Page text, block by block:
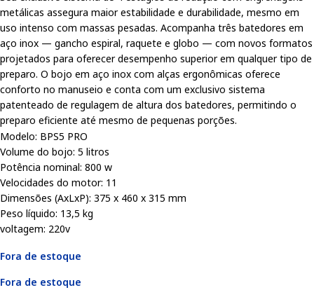
metálicas assegura maior estabilidade e durabilidade, mesmo em
uso intenso com massas pesadas. Acompanha três batedores em
aço inox — gancho espiral, raquete e globo — com novos formatos
projetados para oferecer desempenho superior em qualquer tipo de
preparo. O bojo em aço inox com alças ergonômicas oferece
conforto no manuseio e conta com um exclusivo sistema
patenteado de regulagem de altura dos batedores, permitindo o
preparo eficiente até mesmo de pequenas porções.
Modelo: BPS5 PRO
Volume do bojo: 5 litros
Potência nominal: 800 w
Velocidades do motor: 11
Dimensões (AxLxP): 375 x 460 x 315 mm
Peso líquido: 13,5 kg
voltagem: 220v
Fora de estoque
Fora de estoque